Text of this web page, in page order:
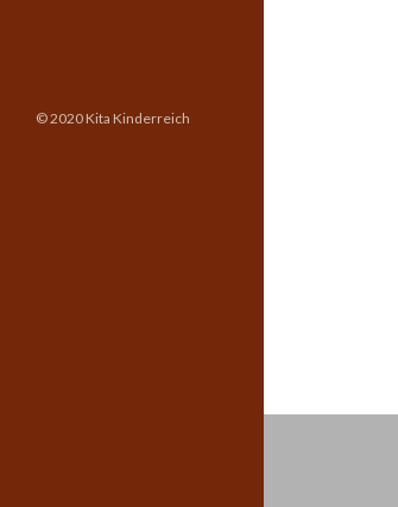
© 2020 Kita Kinderreich